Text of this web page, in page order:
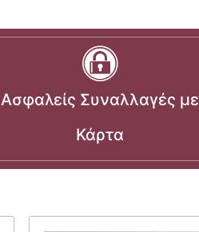
Ασφαλείς Συναλλαγές με
Κάρτα